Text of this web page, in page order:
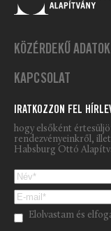
KÖZÉRDEKŰ ADATOK
KAPCSOLAT
IRATKOZZON FEL
hogy elsőként
rendezvényeinkről,
Habsburg Ottó
Please leave this
Elolvastam és